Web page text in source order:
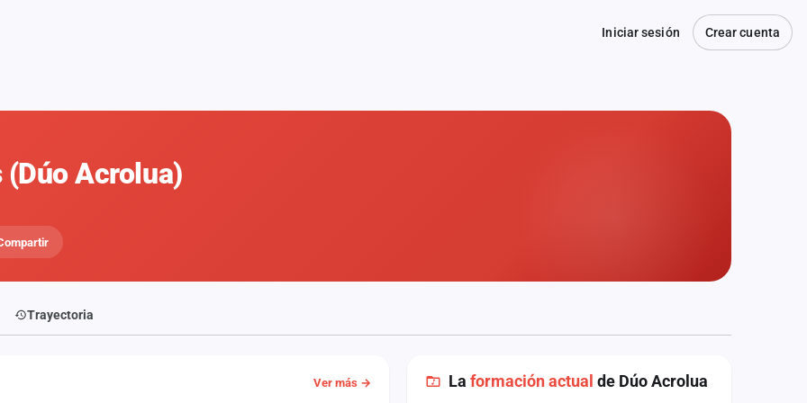
Iniciar sesión Crear cuenta
(Dúo Acrolua)
Trayectoria
Ver más → La formación actual de Dúo Acrolua